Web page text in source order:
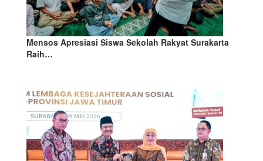
Mensos Apresiasi Siswa Sekolah Rakyat Surakarta
Raih…